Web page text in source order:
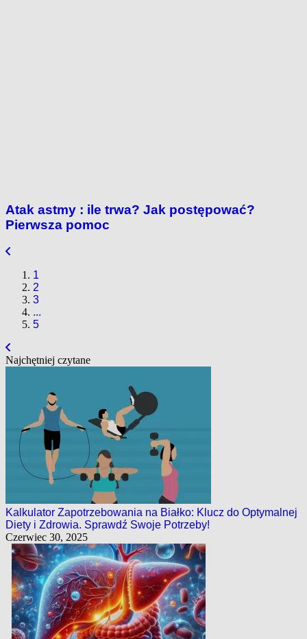
Atak astmy : ile trwa? Jak postępować?
Pierwsza pomoc
1
2
3
...
5
Najchętniej czytane
Kalkulator Zapotrzebowania na Białko: Klucz do Optymalnej
Diety i Zdrowia. Sprawdź Swoje Potrzeby!
Czerwiec 30, 2025